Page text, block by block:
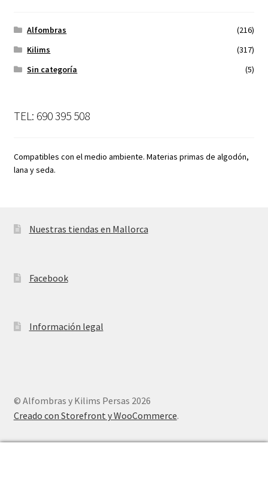
Alfombras
(216)
Kilims
(317)
Sin categoría
(5)
TEL: 690 395 508
Compatibles con el medio ambiente. Materias primas de algodón,
lana y seda.
Nuestras tiendas en Mallorca
Facebook
Información legal
© Alfombras y Kilims Persas 2026
Creado con Storefront y WooCommerce.